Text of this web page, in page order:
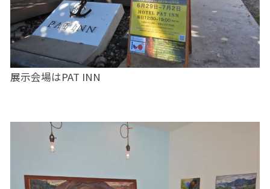
展示会場はPAT INN